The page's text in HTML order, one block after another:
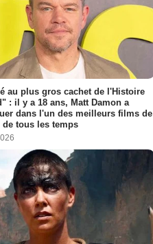
au plus gros cachet de l'Histoire
: il y a 18 ans, Matt Damon a
dans l'un des meilleurs films de
de tous les temps